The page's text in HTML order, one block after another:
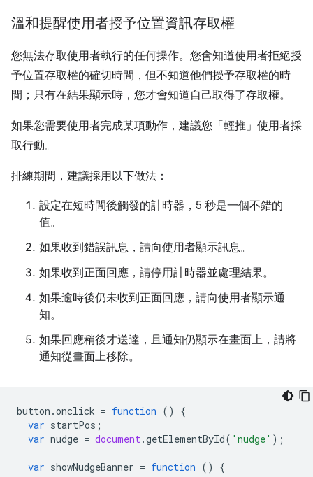
溫和提醒使用者授予位置資訊存取權
您無法存取使用者執行的任何操作。您會知道使用者拒絕授
予位置存取權的確切時間，但不知道他們授予存取權的時
間；只有在結果顯示時，您才會知道自己取得了存取權。
如果您需要使用者完成某項動作，建議您「輕推」使用者採
取行動。
排練期間，建議採用以下做法：
設定在短時間後觸發的計時器，5 秒是一個不錯的
值。
如果收到錯誤訊息，請向使用者顯示訊息。
如果收到正面回應，請停用計時器並處理結果。
如果逾時後仍未收到正面回應，請向使用者顯示通
知。
如果回應稍後才送達，且通知仍顯示在畫面上，請將
通知從畫面上移除。
button .onclick = function ()
{
var startPos ;
var nudge = document .getElementById( 'nudge' );
var showNudgeBanner = function ()
{